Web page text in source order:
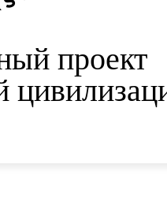
проект